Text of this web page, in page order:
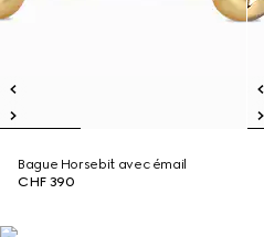
Bague Horsebit avec émail
CHF 390